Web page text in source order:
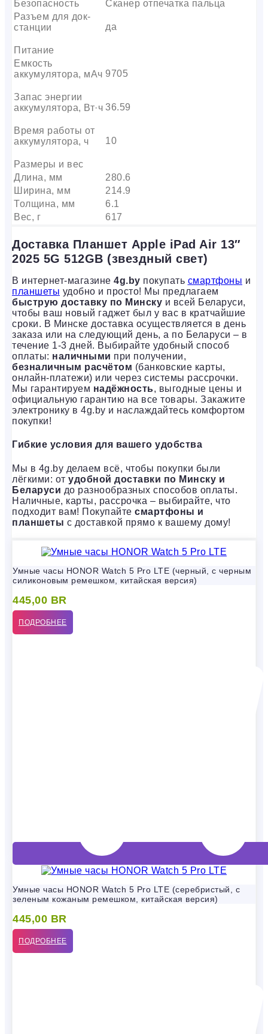
Безопасность
Сканер отпечатка пальца
Разъем для док-
станции
да
Питание
Емкость
аккумулятора, мАч 9705
Запас энергии
аккумулятора, Вт·ч 36.59
Время работы от
аккумулятора, ч
10
Размеры и вес
Длина, мм
280.6
Ширина, мм
214.9
Толщина, мм
6.1
Вес, г
617
Доставка Планшет Apple iPad Air 13″
2025 5G 512GB (звездный свет)
В интернет-магазине 4g.by покупать смартфоны и
планшеты удобно и просто! Мы предлагаем
быструю доставку по Минску и всей Беларуси,
чтобы ваш новый гаджет был у вас в кратчайшие
сроки. В Минске доставка осуществляется в день
заказа или на следующий день, а по Беларуси – в
течение 1-3 дней. Выбирайте удобный способ
оплаты: наличными при получении,
безналичным расчётом (банковские карты,
онлайн-платежи) или через системы рассрочки.
Мы гарантируем надёжность, выгодные цены и
официальную гарантию на все товары. Закажите
электронику в 4g.by и наслаждайтесь комфортом
покупки!
Гибкие условия для вашего удобства
Мы в 4g.by делаем всё, чтобы покупки были
лёгкими: от удобной доставки по Минску и
Беларуси до разнообразных способов оплаты.
Наличные, карты, рассрочка – выбирайте, что
подходит вам! Покупайте смартфоны и
планшеты с доставкой прямо к вашему дому!
Умные часы HONOR Watch 5 Pro LTE (черный, с черным
силиконовым ремешком, китайская версия)
445,00 BR
ПОДРОБНЕЕ
Умные часы HONOR Watch 5 Pro LTE (серебристый, с
зеленым кожаным ремешком, китайская версия)
445,00 BR
ПОДРОБНЕЕ